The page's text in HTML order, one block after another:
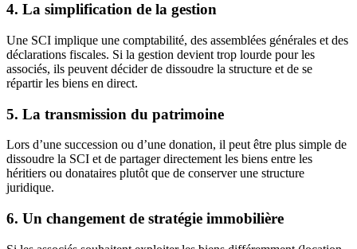
4. La simplification de la gestion
Une SCI implique une comptabilité, des assemblées générales et des
déclarations fiscales. Si la gestion devient trop lourde pour les
associés, ils peuvent décider de dissoudre la structure et de se
répartir les biens en direct.
5. La transmission du patrimoine
Lors d’une succession ou d’une donation, il peut être plus simple de
dissoudre la SCI et de partager directement les biens entre les
héritiers ou donataires plutôt que de conserver une structure
juridique.
6. Un changement de stratégie immobilière